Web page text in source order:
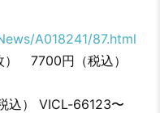
A018241/87.html
） 7700円（税込）
込） VICL-66123〜